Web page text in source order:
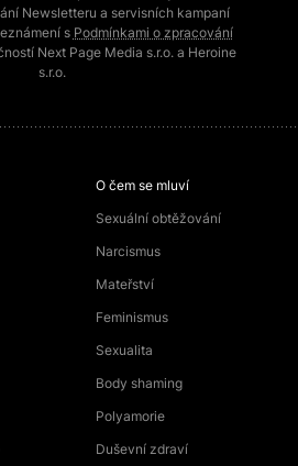
Newsletteru a servisních kampaní
s Podmínkami o zpracování
Next Page Media s.r.o. a Heroine
s.r.o.
O čem se mluví
Sexuální obtěžování
Narcismus
Mateřství
Feminismus
Sexualita
Body shaming
Polyamorie
Duševní zdraví